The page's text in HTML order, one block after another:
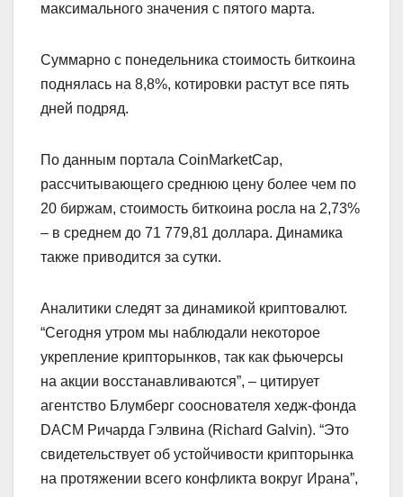
максимального значения с пятого марта.
Суммарно с понедельника стоимость биткоина
поднялась на 8,8%, котировки растут все пять
дней подряд.
По данным портала CoinMarketCap,
рассчитывающего среднюю цену более чем по
20 биржам, стоимость биткоина росла на 2,73%
– в среднем до 71 779,81 доллара. Динамика
также приводится за сутки.
Аналитики следят за динамикой криптовалют.
“Сегодня утром мы наблюдали некоторое
укрепление крипторынков, так как фьючерсы
на акции восстанавливаются”, – цитирует
агентство Блумберг сооснователя хедж-фонда
DACM Ричарда Гэлвина (Richard Galvin). “Это
свидетельствует об устойчивости крипторынка
на протяжении всего конфликта вокруг Ирана”,